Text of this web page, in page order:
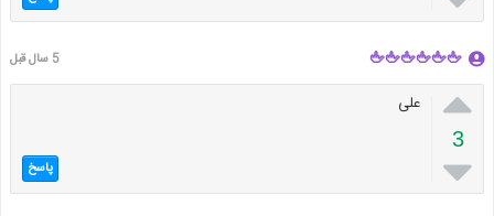
🖕🖕🖕🖕🖕🖕 5 سال قبل

3

علی
پاسخ